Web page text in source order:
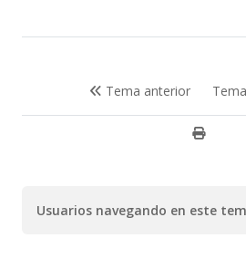
Tema anterior
Usuarios navegando en este